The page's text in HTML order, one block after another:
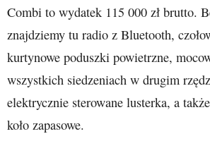
Combi to wydatek 115 000 zł brutto.
znajdziemy tu radio z Bluetooth,
kurtynowe poduszki powietrzne,
wszystkich siedzeniach w drugim
elektrycznie sterowane lusterka, a
koło zapasowe.